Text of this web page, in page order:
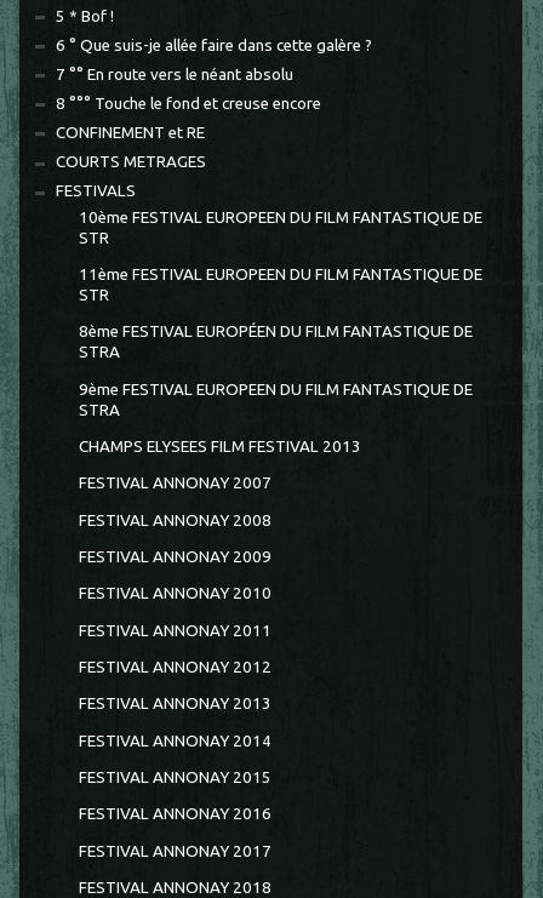
5 * Bof !
6 ° Que suis-je allée faire dans cette galère ?
7 °° En route vers le néant absolu
8 °°° Touche le fond et creuse encore
CONFINEMENT et RE
COURTS METRAGES
FESTIVALS
10ème FESTIVAL EUROPEEN DU FILM FANTASTIQUE DE
STR
11ème FESTIVAL EUROPEEN DU FILM FANTASTIQUE DE
STR
8ème FESTIVAL EUROPÉEN DU FILM FANTASTIQUE DE
STRA
9ème FESTIVAL EUROPEEN DU FILM FANTASTIQUE DE
STRA
CHAMPS ELYSEES FILM FESTIVAL 2013
FESTIVAL ANNONAY 2007
FESTIVAL ANNONAY 2008
FESTIVAL ANNONAY 2009
FESTIVAL ANNONAY 2010
FESTIVAL ANNONAY 2011
FESTIVAL ANNONAY 2012
FESTIVAL ANNONAY 2013
FESTIVAL ANNONAY 2014
FESTIVAL ANNONAY 2015
FESTIVAL ANNONAY 2016
FESTIVAL ANNONAY 2017
FESTIVAL ANNONAY 2018